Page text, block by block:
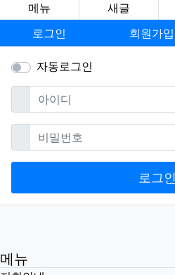
메뉴 새글
로그인
회원가입
자동로그인
아이디필수
비밀번호필수
로그인
메뉴